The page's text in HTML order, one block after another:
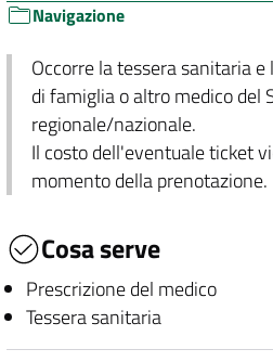
Navigazione
Occorre la tessera sanitaria
di famiglia o altro medico del
regionale/nazionale.
Il costo dell'eventuale ticket
momento della prenotazione.
Cosa serve
Prescrizione del medico
Tessera sanitaria